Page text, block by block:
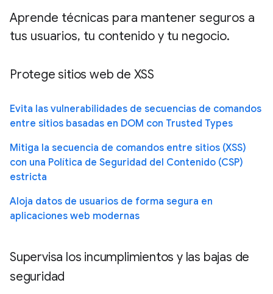
Aprende técnicas para mantener seguros a
tus usuarios, tu contenido y tu negocio.
Protege sitios web de XSS
Evita las vulnerabilidades de secuencias de comandos
entre sitios basadas en DOM con Trusted Types
Mitiga la secuencia de comandos entre sitios (XSS)
con una Política de Seguridad del Contenido (CSP)
estricta
Aloja datos de usuarios de forma segura en
aplicaciones web modernas
Supervisa los incumplimientos y las bajas de
seguridad